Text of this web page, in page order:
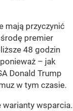
mają przyczynić
premier
48 godzin
– jak
Donald Trump
w tym czasie.
warianty wsparcia.